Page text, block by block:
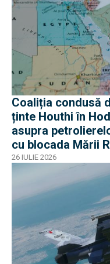
Coaliția condusă
ținte Houthi în
asupra
cu blocada Mării
26 IULIE 2026